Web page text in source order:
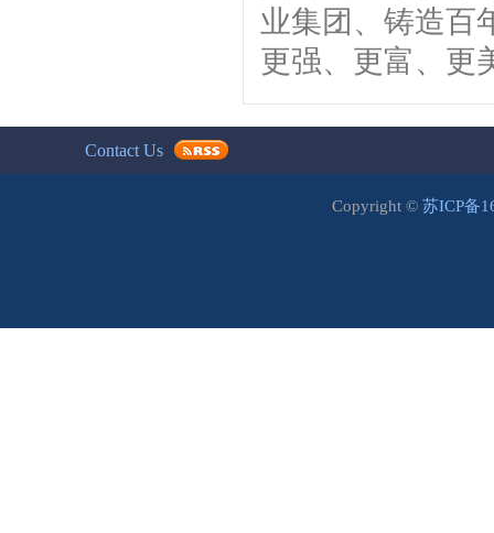
业集团、铸造百
更强、更富、更
Contact Us
Copyright © 苏ICP备